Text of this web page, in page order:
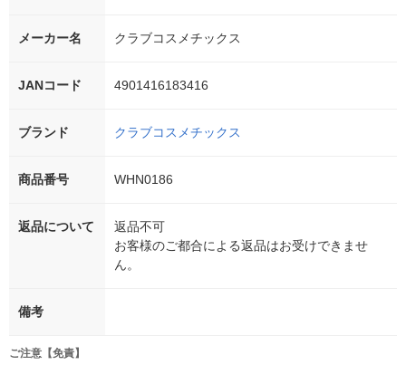
メーカー名 クラブコスメチックス
JANコード 4901416183416
ブランド クラブコスメチックス
商品番号 WHN0186
返品について
返品不可
お客様のご都合による返品はお受けできませ
ん。
備考
ご注意【免責】